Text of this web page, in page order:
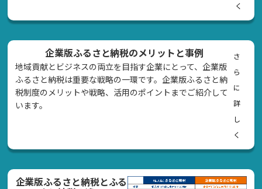
く
企業版ふるさと納税のメリットと事例
地域貢献とビジネスの両立を目指す企業にとって、企業版
ふるさと納税は重要な戦略の一環です。企業版ふるさと納
税制度のメリットや戦略、活用のポイントまでご紹介して
います。
さ
ら
に
詳
し
く
企業版ふるさと納税とふる